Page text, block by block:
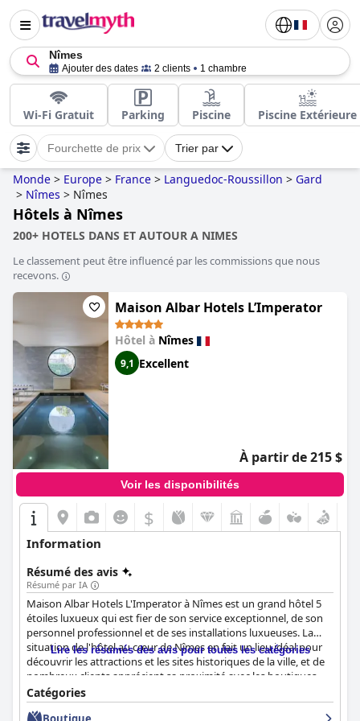
Nîmes
Ajouter des dates 2 clients 1 chambre
Wi-Fi Gratuit Parking Piscine Piscine Extérieure
Fourchette de prix Trier par
Monde > Europe > France > Languedoc-Roussillon > Gard
> Nîmes > Nîmes
Hôtels à Nîmes
200+ HOTELS DANS ET AUTOUR A NIMES
Le classement peut être influencé par les commissions que nous
recevons.
Maison Albar Hotels L’Imperator
Hôtel à Nîmes
9,1 Excellent
À partir de 215 $
Voir les disponibilités
$
Information
Résumé des avis
Résumé par IA
Maison Albar Hotels L'Imperator à Nîmes est un grand hôtel 5
étoiles luxueux qui est fier de son service exceptionnel, de son
personnel professionnel et de ses installations luxueuses. La
situation de l'hôtel au cœur de Nîmes en fait un lieu idéal pour
découvrir les attractions et les sites historiques de la ville, et de
nombreux clients apprécient sa proximité avec les boutiques,
les restaurants et les autres lieux d'intérêt. Le petit déjeuner de
l'hôtel est décrit comme superbe, délicieux et copieux et les
Lire les résumés des avis pour toutes les catégories
Catégories